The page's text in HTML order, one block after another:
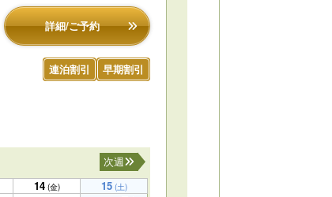
詳細/ご予約
連泊割引 早期割引
次週
14 (金) 15 (土)